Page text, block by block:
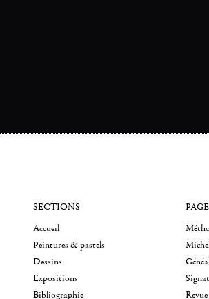
SECTIONS
Accueil
Peintures & pastels
Dessins
Expositions
Bibliographie